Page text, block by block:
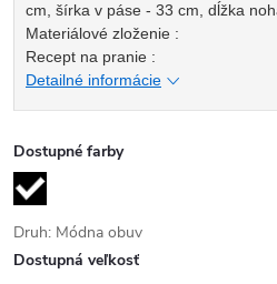
cm, šírka v páse - 33 cm, dĺžka
Materiálové zloženie :
Recept na pranie :
Detailné informácie
Dostupné farby
Druh: Módna obuv
Dostupná veľkosť